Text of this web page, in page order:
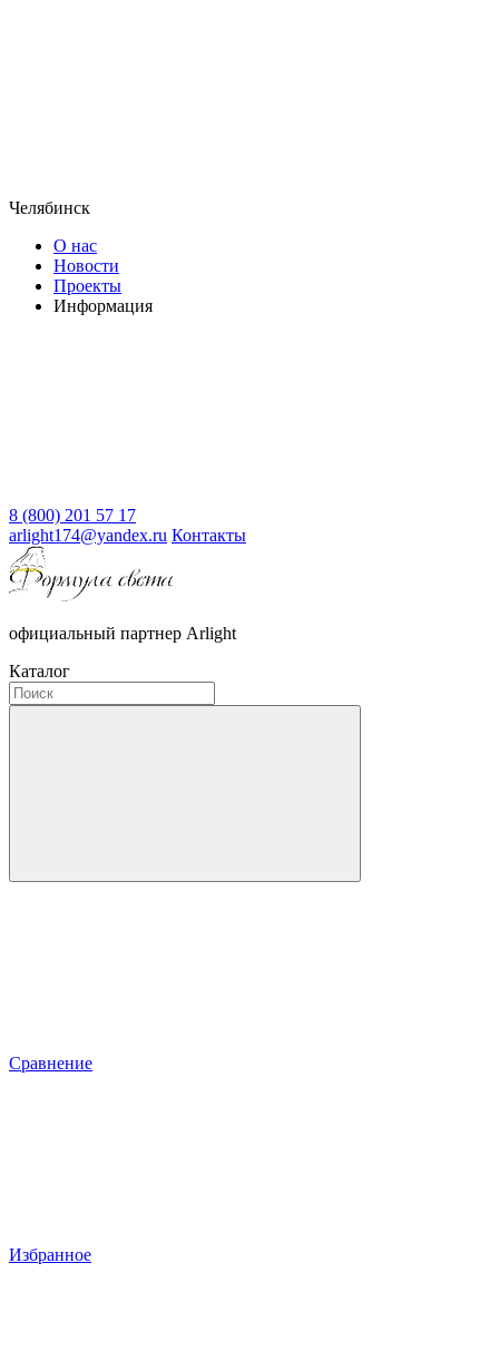
Челябинск
О нас
Новости
Проекты
Информация
8 (800) 201 57 17
arlight174@yandex.ru Контакты
официальный партнер Arlight
Каталог
Сравнение
Избранное